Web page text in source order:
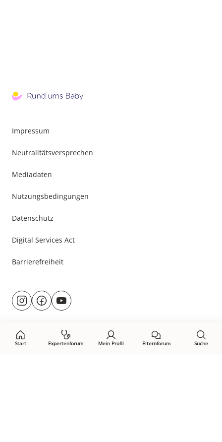
Start Expertenforum Mein Profil Elternforum Suche
Impressum
Neutralitätsversprechen
Mediadaten
Nutzungsbedingungen
Datenschutz
Digital Services Act
Barrierefreiheit
Besuche
uns@rund.ums.baby
facebook.com/rundumsbaby.de
youtube.com/@rundumsbaby_